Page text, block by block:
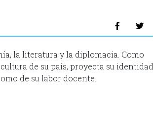
la literatura y la diplomacia. Como
de su país, proyecta su identidad
de su labor docente.